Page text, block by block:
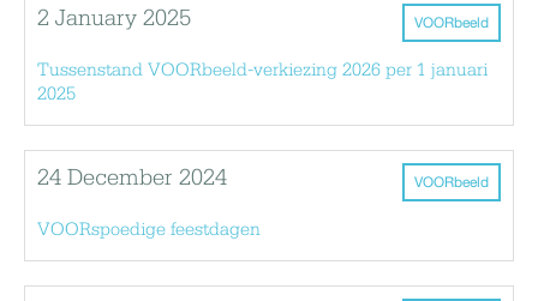
VOORbeeld
2 January 2025
Tussenstand VOORbeeld-verkiezing 2026 per 1 januari
2025
VOORbeeld
24 December 2024
VOORspoedige feestdagen